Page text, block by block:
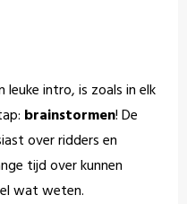
intro, is zoals in elk
brainstormen! De
over ridders en
tijd over kunnen
wat weten.